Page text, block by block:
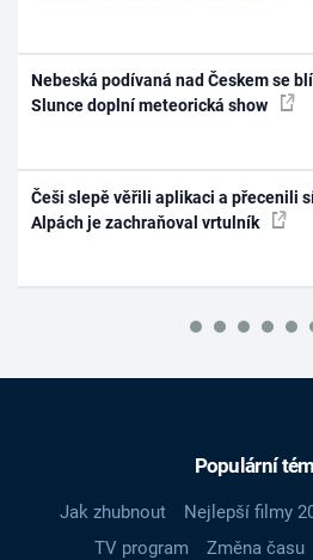
Nebeská podívaná nad Českem se
Slunce doplní meteorická show
Češi slepě věřili aplikaci a přecenili
Alpách je zachraňoval vrtulník
Populární
Jak zhubnout Nejlepší filmy
TV program
Změna času